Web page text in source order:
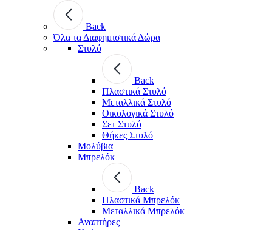
Back
Όλα τα Διαφημιστικά Δώρα
Στυλό
Back
Πλαστικά Στυλό
Μεταλλικά Στυλό
Οικολογικά Στυλό
Σετ Στυλό
Θήκες Στυλό
Μολύβια
Μπρελόκ
Back
Πλαστικά Μπρελόκ
Μεταλλικά Μπρελόκ
Αναπτήρες